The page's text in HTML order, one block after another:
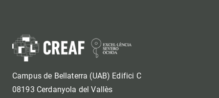
Campus de Bellaterra (UAB) Edifici C
08193 Cerdanyola del Vallès